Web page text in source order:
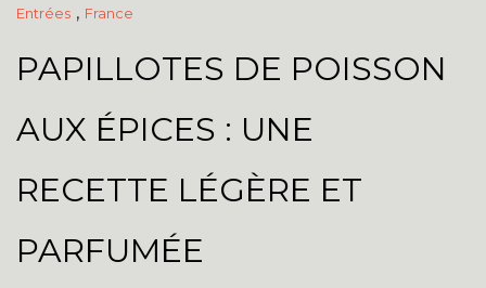
Entrées , France
PAPILLOTES DE POISSON
AUX ÉPICES : UNE
RECETTE LÉGÈRE ET
PARFUMÉE